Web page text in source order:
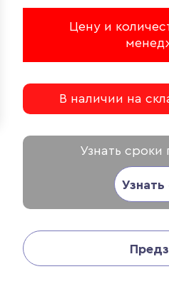
Цену и
В наличии на
Узнать сроки
Узнать